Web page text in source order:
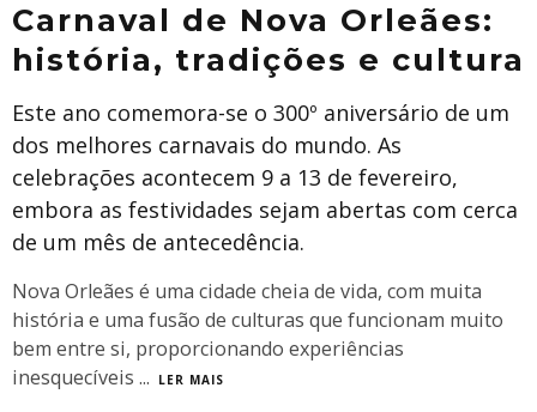
Carnaval de Nova Orleães:
história, tradições e cultura
Este ano comemora-se o 300º aniversário de um
dos melhores carnavais do mundo. As
celebrações acontecem 9 a 13 de fevereiro,
embora as festividades sejam abertas com cerca
de um mês de antecedência.
Nova Orleães é uma cidade cheia de vida, com muita
história e uma fusão de culturas que funcionam muito
bem entre si, proporcionando experiências
inesquecíveis ... LER MAIS